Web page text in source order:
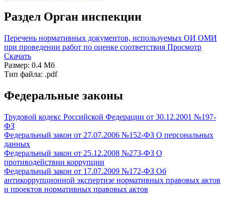
Раздел Орган инспекции
Перечень нормативных документов, используемых ОИ ОМИ
при проведении работ по оценке соответствия Просмотр
Скачать
Размер: 0.4 Мб
Тип файла: .pdf
Федеральные законы
Трудовой кодекс Российской Федерации от 30.12.2001 №197-
ФЗ
Федеральный закон от 27.07.2006 №152-ФЗ О персональных
данных
Федеральный закон от 25.12.2008 №273-ФЗ О
противодействии коррупции
Федеральный закон от 17.07.2009 №172-ФЗ Об
антикоррупционной экспертизе нормативных правовых актов
и проектов нормативных правовых актов